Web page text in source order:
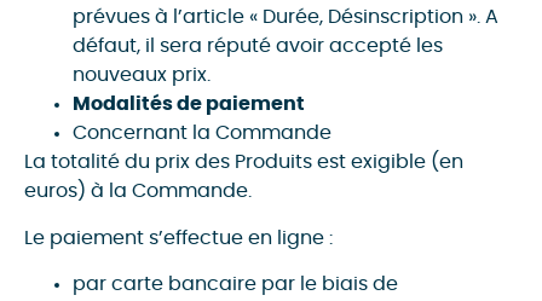
prévues à l’article « Durée, Désinscription ». A
défaut, il sera réputé avoir accepté les
nouveaux prix.
Modalités de paiement
Concernant la Commande
La totalité du prix des Produits est exigible (en
euros) à la Commande.
Le paiement s’effectue en ligne :
par carte bancaire par le biais de